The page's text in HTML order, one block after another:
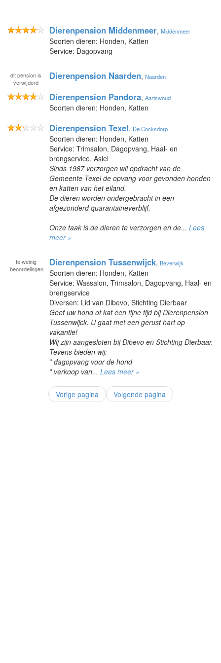
Dierenpension Middenmeer, Middenmeer
Soorten dieren: Honden, Katten
Service: Dagopvang
dit pension is
verwijderd
Dierenpension Naarden, Naarden
Dierenpension Pandora, Aartswoud
Soorten dieren: Honden, Katten
Dierenpension Texel, De Cocksdorp
Soorten dieren: Honden, Katten
Service: Trimsalon, Dagopvang, Haal- en
brengservice, Asiel
Sinds 1987 verzorgen wii opdracht van de
Gemeente Texel de opvang voor gevonden honden
en katten van het eiland.
De dieren worden ondergebracht in een
afgezonderd quarantaineverblijf.
Onze taak is de dieren te verzorgen en de... Lees
meer »
te weinig
beoordelingen
Dierenpension Tussenwijck, Beverwijk
Soorten dieren: Honden, Katten
Service: Wassalon, Trimsalon, Dagopvang, Haal- en
brengservice
Diversen: Lid van Dibevo, Stichting Dierbaar
Geef uw hond of kat een fijne tijd bij Dierenpension
Tussenwijck. U gaat met een gerust hart op
vakantie!
Wij zijn aangesloten bij Dibevo en Stichting Dierbaar.
Tevens bieden wij:
* dagopvang voor de hond
* verkoop van... Lees meer »
Vorige pagina Volgende pagina